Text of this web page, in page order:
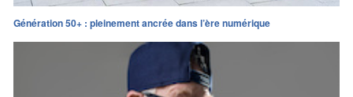
Génération 50+ : pleinement ancrée dans l’ère numérique